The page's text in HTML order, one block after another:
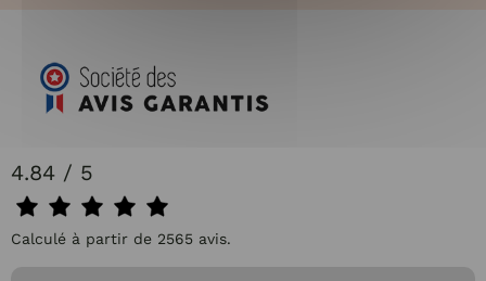
4.84 / 5
Calculé à partir de 2565 avis.